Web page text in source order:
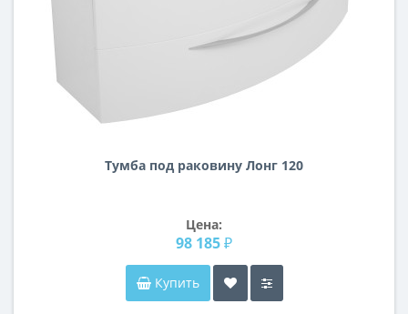
Тумба под раковину Лонг 120
Цена:
98 185 ₽
Купить